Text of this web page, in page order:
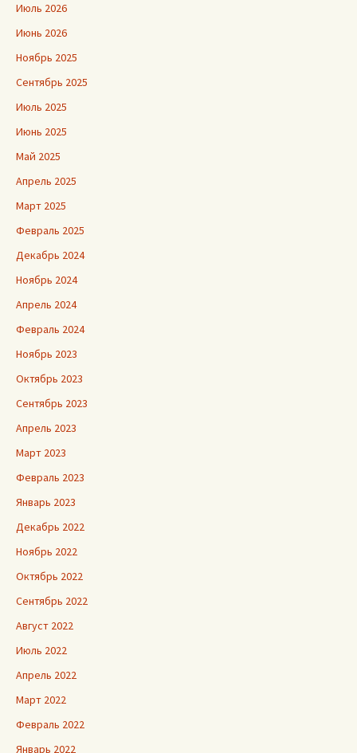
Июль 2026
Июнь 2026
Ноябрь 2025
Сентябрь 2025
Июль 2025
Июнь 2025
Май 2025
Апрель 2025
Март 2025
Февраль 2025
Декабрь 2024
Ноябрь 2024
Апрель 2024
Февраль 2024
Ноябрь 2023
Октябрь 2023
Сентябрь 2023
Апрель 2023
Март 2023
Февраль 2023
Январь 2023
Декабрь 2022
Ноябрь 2022
Октябрь 2022
Сентябрь 2022
Август 2022
Июль 2022
Апрель 2022
Март 2022
Февраль 2022
Январь 2022